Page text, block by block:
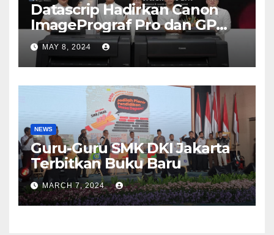
Datascrip Hadirkan Canon
ImagePrograf Pro dan GP
Series
MAY 8, 2024
NEWS
Guru-Guru SMK DKI Jakarta
Terbitkan Buku Baru
MARCH 7, 2024